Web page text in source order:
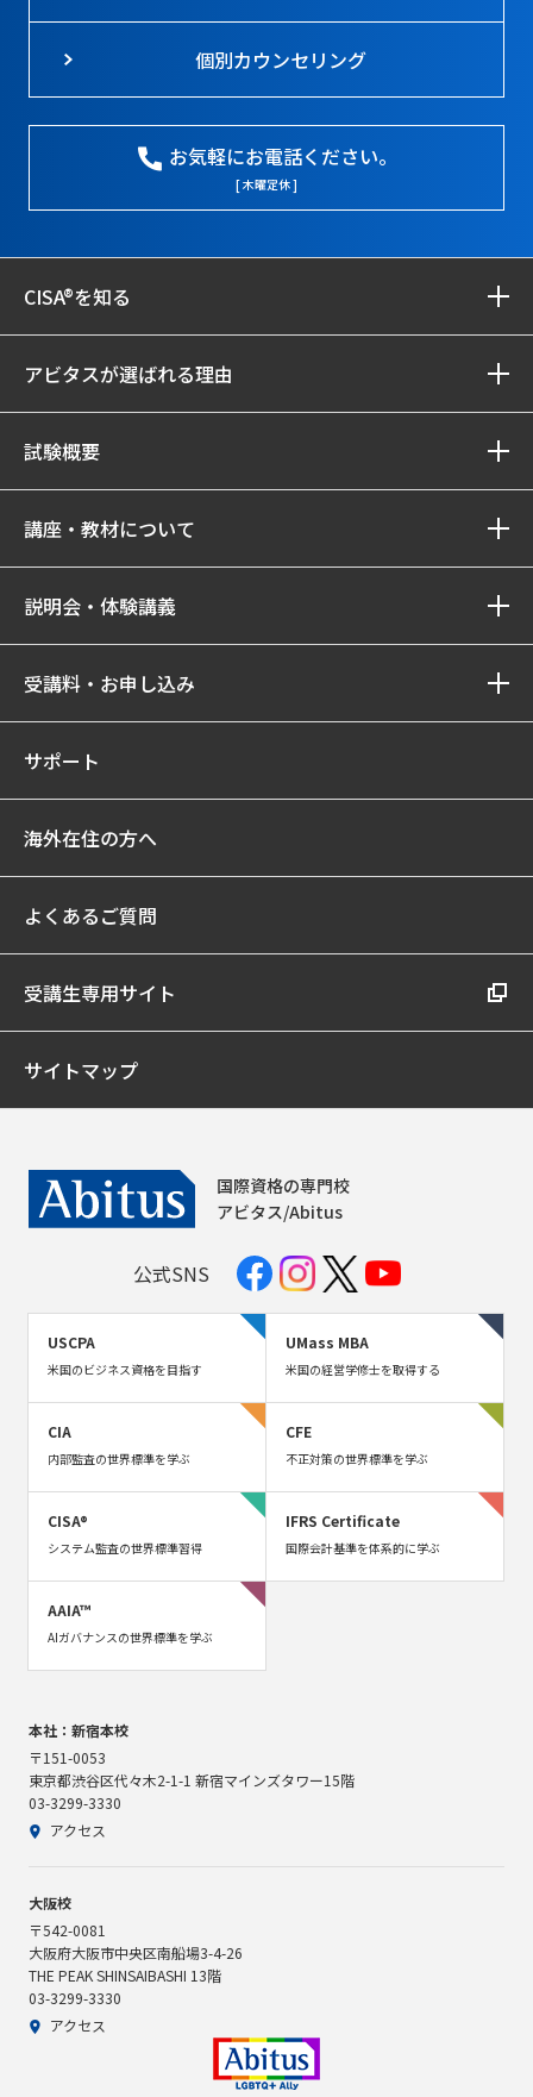
個別カウンセリング
お気軽にお電話ください。
[ 木曜定休 ]
CISA®を知る
アビタスが選ばれる理由
試験概要
講座・教材について
説明会・体験講義
受講料・お申し込み
サポート
海外在住の方へ
よくあるご質問
受講生専用サイト
サイトマップ
国際資格の専門校
アビタス/Abitus
公式SNS
USCPA
米国のビジネス資格を目指す
UMass MBA
米国の経営学修士を取得する
CIA
内部監査の世界標準を学ぶ
CFE
不正対策の世界標準を学ぶ
CISA®
システム監査の世界標準習得
IFRS Certificate
国際会計基準を体系的に学ぶ
AAIA™
AIガバナンスの世界標準を学ぶ
本社：新宿本校
〒151-0053
東京都渋谷区代々木2-1-1 新宿マインズタワー15階
03-3299-3330
アクセス
大阪校
〒542-0081
大阪府大阪市中央区南船場3-4-26
THE PEAK SHINSAIBASHI 13階
03-3299-3330
アクセス